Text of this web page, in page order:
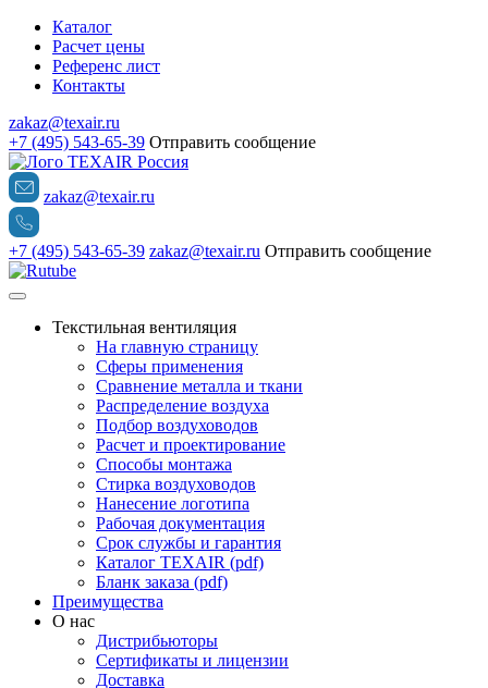
Каталог
Расчет цены
Референс лист
Контакты
zakaz@texair.ru
+7 (495) 543-65-39 Отправить сообщение
zakaz@texair.ru
+7 (495) 543-65-39 zakaz@texair.ru Отправить сообщение
Текстильная вентиляция
На главную страницу
Сферы применения
Сравнение металла и ткани
Распределение воздуха
Подбор воздуховодов
Расчет и проектирование
Способы монтажа
Стирка воздуховодов
Нанесение логотипа
Рабочая документация
Срок службы и гарантия
Каталог TEXAIR (pdf)
Бланк заказа (pdf)
Преимущества
О нас
Дистрибьюторы
Сертификаты и лицензии
Доставка